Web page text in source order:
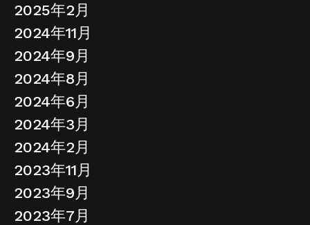
2025年2月
2024年11月
2024年9月
2024年8月
2024年6月
2024年3月
2024年2月
2023年11月
2023年9月
2023年7月